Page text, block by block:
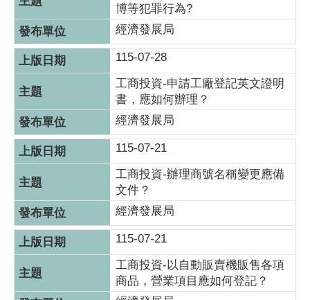
博等犯罪行為?
經濟發展局
115-07-28
工商投資-申請工廠登記英文證明
書，應如何辦理？
經濟發展局
115-07-21
工商投資-辦理商號名稱變更應備
文件？
經濟發展局
115-07-21
工商投資-以自動販賣機販售各項
商品，營業項目應如何登記？